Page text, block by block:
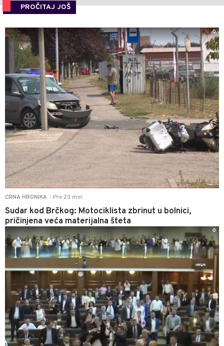
PROČITAJ JOŠ
CRNA HRONIKA Pre 23 min
Sudar kod Brčkog: Motociklista zbrinut u bolnici,
pričinjena veća materijalna šteta
0
0